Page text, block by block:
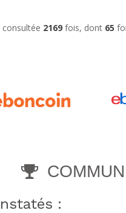
2169fois, dont 65
COMMUN
: